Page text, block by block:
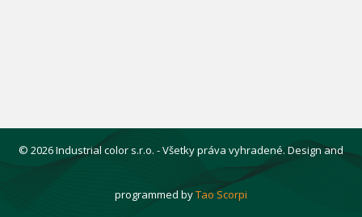
© 2026 Industrial color s.r.o. - Všetky práva vyhradené. Design and
programmed byTao Scorpi